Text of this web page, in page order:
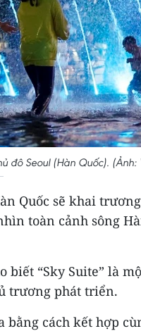
đô Seoul (Hàn Quốc). (Ảnh:
Quốc sẽ khai
toàn cảnh sông
biết “Sky Suite” là
trương phát triển.
cách kết hợp